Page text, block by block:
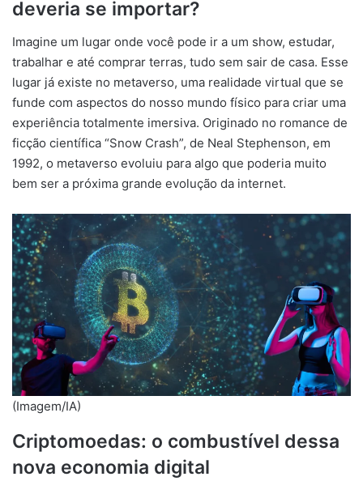
deveria se importar?
Imagine um lugar onde você pode ir a um show, estudar,
trabalhar e até comprar terras, tudo sem sair de casa. Esse
lugar já existe no metaverso, uma realidade virtual que se
funde com aspectos do nosso mundo físico para criar uma
experiência totalmente imersiva. Originado no romance de
ficção científica “Snow Crash”, de Neal Stephenson, em
1992, o metaverso evoluiu para algo que poderia muito
bem ser a próxima grande evolução da internet.
(Imagem/IA)
Criptomoedas: o combustível dessa
nova economia digital